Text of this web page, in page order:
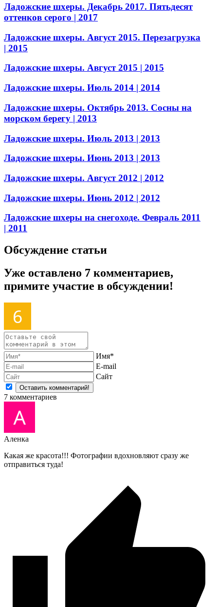
Ладожские шхеры. Декабрь 2017. Пятьдесят
оттенков серого | 2017
Ладожские шхеры. Август 2015. Перезагрузка
| 2015
Ладожские шхеры. Август 2015 | 2015
Ладожские шхеры. Июль 2014 | 2014
Ладожские шхеры. Октябрь 2013. Сосны на
морском берегу | 2013
Ладожские шхеры. Июль 2013 | 2013
Ладожские шхеры. Июнь 2013 | 2013
Ладожские шхеры. Август 2012 | 2012
Ладожские шхеры. Июнь 2012 | 2012
Ладожские шхеры на снегоходе. Февраль 2011
| 2011
Обсуждение статьи
Уже оставлено 7 комментариев,
примите участие в обсуждении!
Имя*
E-mail
Сайт
7 комментариев
Аленка
Какая же красота!!! Фотографии вдохновляют сразу же
отправиться туда!